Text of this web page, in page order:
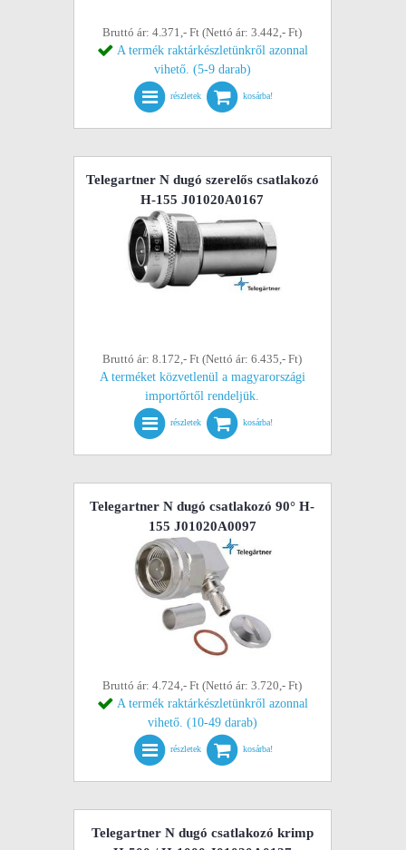
Bruttó ár: 4.371,- Ft (Nettó ár: 3.442,- Ft)
A termék raktárkészletünkről azonnal
vihető. (5-9 darab)
részletek kosárba!
Telegartner N dugó szerelős csatlakozó
H-155 J01020A0167
Bruttó ár: 8.172,- Ft (Nettó ár: 6.435,- Ft)
A terméket közvetlenül a magyarországi
importőrtől rendeljük.
részletek kosárba!
Telegartner N dugó csatlakozó 90° H-
155 J01020A0097
Bruttó ár: 4.724,- Ft (Nettó ár: 3.720,- Ft)
A termék raktárkészletünkről azonnal
vihető. (10-49 darab)
részletek kosárba!
Telegartner N dugó csatlakozó krimp